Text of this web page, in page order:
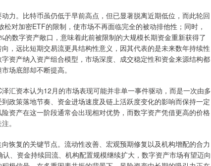
。比特币虽仍低于早前高点，但已显著脱离近期低位，而此轮回
对加密ETF的限制，使市场不再面临完全的被动排他性；同时，
数字资产敞口，意味着此前被限制的大规模长期资金重新获得了
，远比短期交易流更具结构性意义，因其代表的是未来数年持续性
资产纳入资产组合模型，市场深度、成交稳定性和资金来源结构都
场底部却不断提高。
资本认为12月的市场表现可能并非单一事件驱动，而是一次由多
政策落地节奏、资金进场速度及链上活跃度变化的影响而保持一定
资产在这一阶段通常会出现相对优势，而数字资产凭借更高的价格
。
复的关键节点。流动性改善、宏观预期修复以及机构增配的合力
、资金持续回流、机构配置规模继续扩大，数字资产市场有望迈向